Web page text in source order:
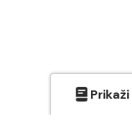
Prikaži